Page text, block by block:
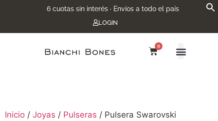
6 cuotas sin interés · Envíos a todo el país
LOGIN
0
Inicio / Joyas / Pulseras / Pulsera Swarovski